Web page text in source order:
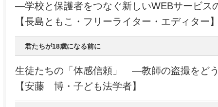
―学校と保護者をつなぐ新しいWEBサービス
【長島ともこ・フリーライター・エディター
君たちが18歳になる前に
生徒たちの「体感信頼」 ―教師の盗撮をど
【安藤 博・子ども法学者】